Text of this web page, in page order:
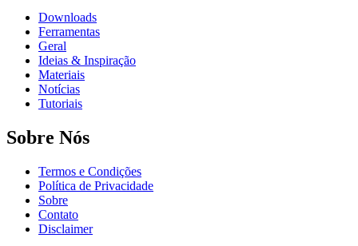
Downloads
Ferramentas
Geral
Ideias & Inspiração
Materiais
Notícias
Tutoriais
Sobre Nós
Termos e Condições
Política de Privacidade
Sobre
Contato
Disclaimer